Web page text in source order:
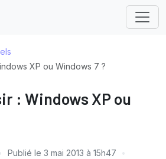
XP ou Windows 7 ?
: Windows XP ou
Publié le 3 mai 2013 à 15h47